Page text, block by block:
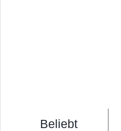
Beliebt